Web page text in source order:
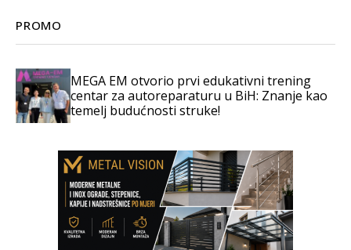
PROMO
MEGA EM otvorio prvi edukativni trening
centar za autoreparaturu u BiH: Znanje kao
temelj budućnosti struke!